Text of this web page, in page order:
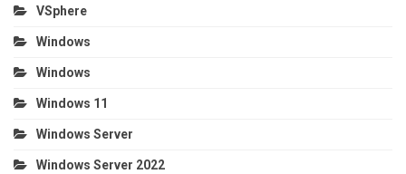
VSphere
Windows
Windows
Windows 11
Windows Server
Windows Server 2022